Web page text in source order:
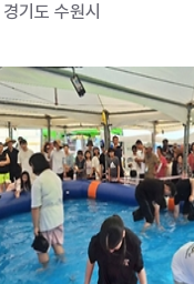
경기도 수원시